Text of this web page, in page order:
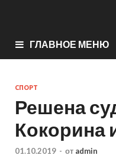
ГЛАВНОЕ МЕНЮ
СПОРТ
Решена
Кокорина
01.10.2019 - от admin